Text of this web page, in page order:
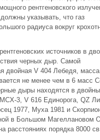
рентгеновского
указывать, что газ
радиуса вокруг
источников в
черных дыр. Самой
двойная V 404 Лебедя, масса
не менее чем в 6 масс
дыры находятся в
3, V 616 Единорога, QZ
1977, Муха 1981 и
в Большом Магеллановом
расстояниях порядка 8000